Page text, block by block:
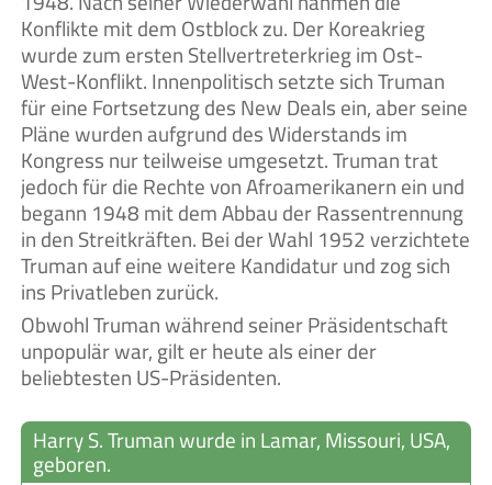
Konflikte mit dem Ostblock zu. Der Koreakrieg
wurde zum ersten Stellvertreterkrieg im Ost-
West-Konflikt. Innenpolitisch setzte sich Truman
für eine Fortsetzung des New Deals ein, aber seine
Pläne wurden aufgrund des Widerstands im
Kongress nur teilweise umgesetzt. Truman trat
jedoch für die Rechte von Afroamerikanern ein und
begann 1948 mit dem Abbau der Rassentrennung
in den Streitkräften. Bei der Wahl 1952 verzichtete
Truman auf eine weitere Kandidatur und zog sich
ins Privatleben zurück.
Obwohl Truman während seiner Präsidentschaft
unpopulär war, gilt er heute als einer der
beliebtesten US-Präsidenten.
Harry S. Truman wurde in Lamar, Missouri, USA,
geboren.